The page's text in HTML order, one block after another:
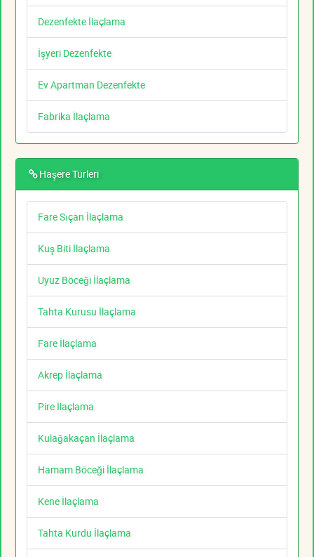
Dezenfekte İlaçlama
İşyeri Dezenfekte
Ev Apartman Dezenfekte
Fabrika İlaçlama
Haşere Türleri
Fare Sıçan İlaçlama
Kuş Biti İlaçlama
Uyuz Böceği İlaçlama
Tahta Kurusu İlaçlama
Fare İlaçlama
Akrep İlaçlama
Pire İlaçlama
Kulağakaçan İlaçlama
Hamam Böceği İlaçlama
Kene İlaçlama
Tahta Kurdu İlaçlama